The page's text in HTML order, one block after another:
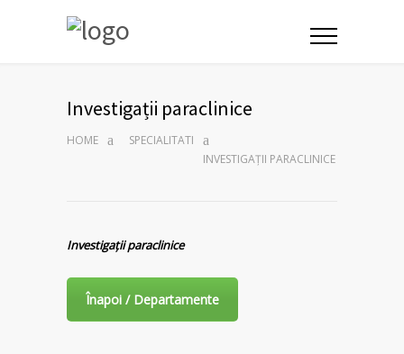
Investigații paraclinice
HOME
SPECIALITATI
INVESTIGAȚII PARACLINICE
Investigații paraclinice
Înapoi / Departamente